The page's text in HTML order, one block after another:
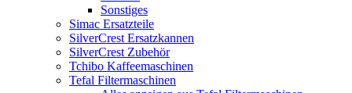
Sonstiges
Simac Ersatzteile
SilverCrest Ersatzkannen
SilverCrest Zubehör
Tchibo Kaffeemaschinen
Tefal Filtermaschinen